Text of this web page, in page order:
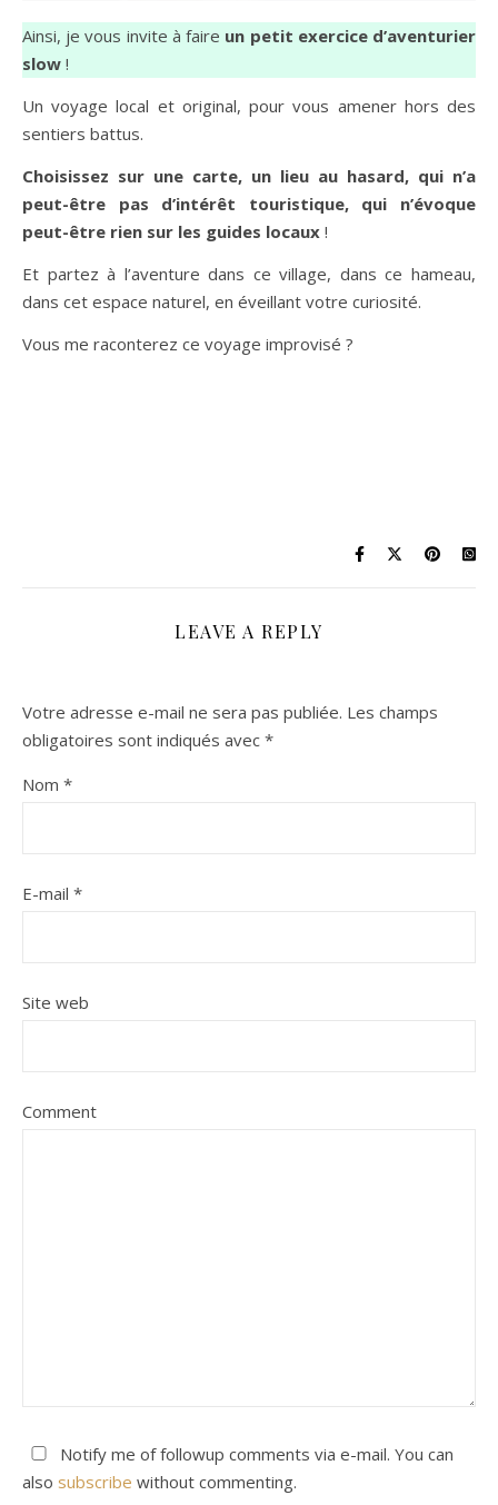
Ainsi, je vous invite à faire un petit exercice d’aventurier
slow !
Un voyage local et original, pour vous amener hors des
sentiers battus.
Choisissez sur une carte, un lieu au hasard, qui n’a
peut-être pas d’intérêt touristique, qui n’évoque
peut-être rien sur les guides locaux !
Et partez à l’aventure dans ce village, dans ce hameau,
dans cet espace naturel, en éveillant votre curiosité.
Vous me raconterez ce voyage improvisé ?
LEAVE A REPLY
Votre adresse e-mail ne sera pas publiée. Les champs
obligatoires sont indiqués avec *
Nom *
E-mail *
Site web
Comment
Notify me of followup comments via e-mail. You can
also subscribe without commenting.